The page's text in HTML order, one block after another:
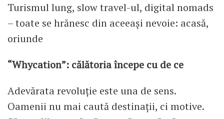
Turismul lung, slow travel-ul, digital nomads
– toate se hrănesc din aceeași nevoie: acasă,
oriunde
“Whycation”: călătoria începe cu de ce
Adevărata revoluție este una de sens.
Oamenii nu mai caută destinații, ci motive.